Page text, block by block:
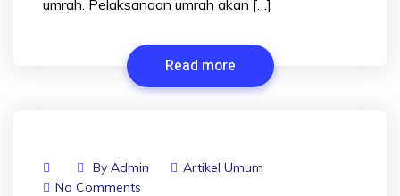
umrah. Pelaksanaan umrah akan […]
Read more
By Admin
Artikel Umum
No Comments